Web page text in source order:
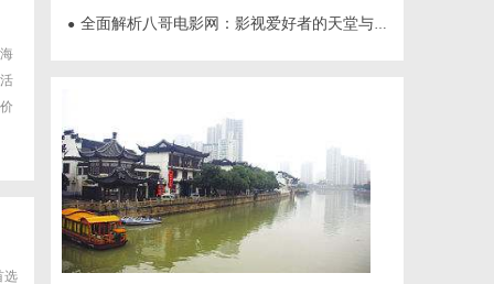
选
● 全面解析八哥电影网：影视爱好者的天堂与资源宝库